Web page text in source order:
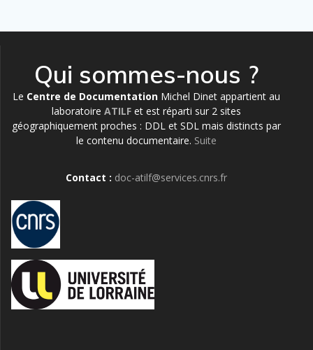
Qui sommes-nous ?
Le Centre de Documentation Michel Dinet appartient au
laboratoire ATILF et est réparti sur 2 sites
géographiquement proches : DDL et SDL mais distincts par
le contenu documentaire. Suite
Contact : doc-atilf@services.cnrs.fr